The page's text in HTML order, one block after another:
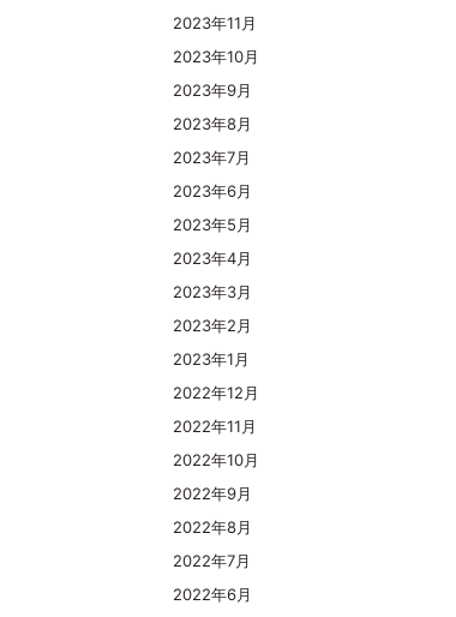
2023年11月
2023年10月
2023年9月
2023年8月
2023年7月
2023年6月
2023年5月
2023年4月
2023年3月
2023年2月
2023年1月
2022年12月
2022年11月
2022年10月
2022年9月
2022年8月
2022年7月
2022年6月